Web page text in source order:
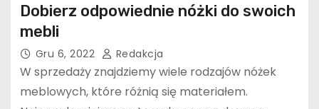
Dobierz odpowiednie nóżki do swoich
mebli
Gru 6, 2022 Redakcja
W sprzedaży znajdziemy wiele rodzajów nóżek
meblowych, które różnią się materiałem.